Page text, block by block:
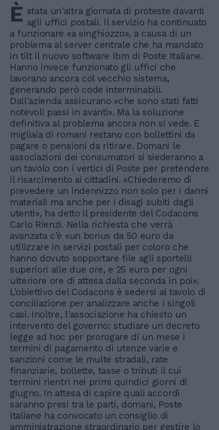
È stata un'altra giornata di proteste davanti
agli uffici postali. Il servizio ha continuato
a funzionare «a singhiozzo», a causa di un
problema al server centrale che ha mandato
in tilt il nuovo software Ibm di Poste Italiane.
Hanno invece funzionato gli uffici che
lavorano ancora col vecchio sistema,
generando però code interminabili.
Dall'azienda assicurano «che sono stati fatti
notevoli passi in avanti». Ma la soluzione
definitiva al problema ancora non si vede. E
migliaia di romani restano con bollettini da
pagare o pensioni da ritirare. Domani le
associazioni dei consumatori si siederanno a
un tavolo con i vertici di Poste per pretendere
il risarcimento ai cittadini. «Chiederemo di
prevedere un indennizzo non solo per i danni
materiali ma anche per i disagi subìti dagli
utenti», ha detto il presidente del Codacons
Carlo Rienzi. Nella richiesta che verrà
avanzata c'è «un bonus da 50 euro da
utilizzare in servizi postali per coloro che
hanno dovuto sopportare file agli sportelli
superiori alle due ore, e 25 euro per ogni
ulteriore ore di attesa dalla seconda in poi».
L'obiettivo del Codacons è sedersi al tavolo di
conciliazione per analizzare anche i singoli
casi. Inoltre, l'associazione ha chiesto un
intervento del governo: studiare un decreto
legge ad hoc per prorogare di un mese i
termini di pagamento di utenze varie e
sanzioni come le multe stradali, rate
finanziarie, bollette, tasse o tributi il cui
termini rientri nei primi quindici giorni di
giugno. In attesa di capire quali accordi
saranno presi tra le parti, domani, Poste
Italiane ha convocato un consiglio di
amministrazione straordinario per gestire lo